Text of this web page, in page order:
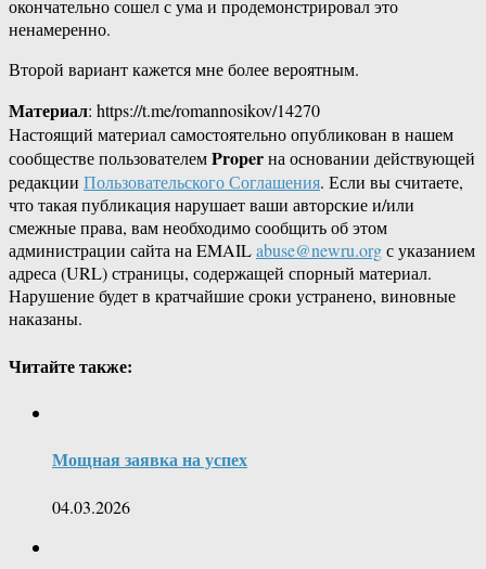
окончательно сошел с ума и продемонстрировал это
ненамеренно.
Второй вариант кажется мне более вероятным.
Материал: https://t.me/romannosikov/14270
Настоящий материал самостоятельно опубликован в нашем
сообществе пользователемProperна основании действующей
редакции Пользовательского Соглашения. Если вы считаете,
что такая публикация нарушает ваши авторские и/или
смежные права, вам необходимо сообщить об этом
администрации сайта на EMAILabuse@newru.orgс указанием
адреса (URL) страницы, содержащей спорный материал.
Нарушение будет в кратчайшие сроки устранено, виновные
наказаны.
Читайте также:
Мощная заявка на успех
04.03.2026